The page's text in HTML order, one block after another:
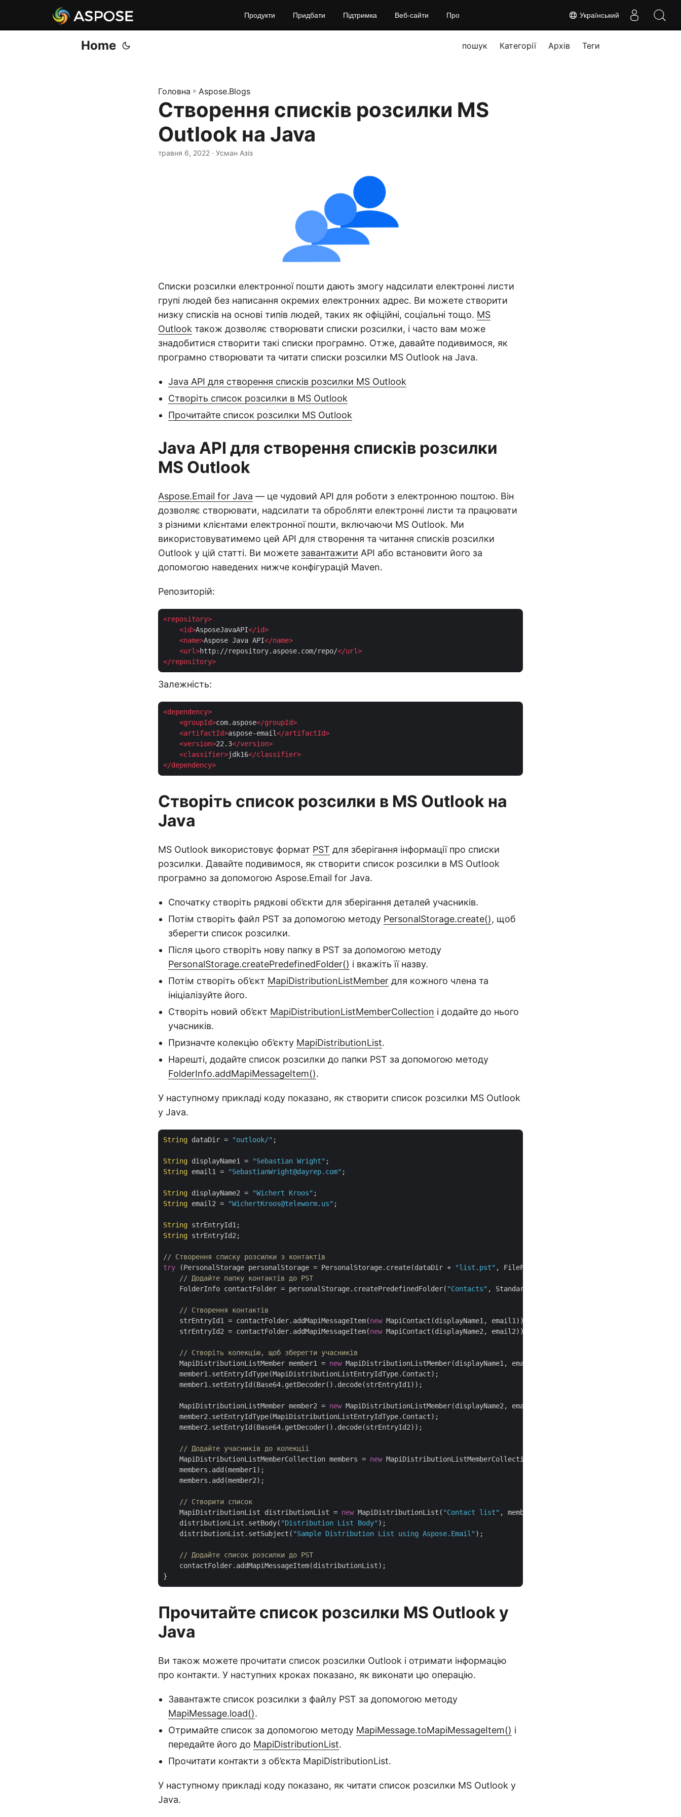
Український
Продукти Придбати Підтримка Веб‑сайти Про
Home пошук Категорії Архів Теги
Головна » Aspose.Blogs
Створення списків розсилки MS
Outlook на Java
травня 6, 2022 · Усман Азіз
Списки розсилки електронної пошти дають змогу надсилати електронні листи
групі людей без написання окремих електронних адрес. Ви можете створити
низку списків на основі типів людей, таких як офіційні, соціальні тощо. MS
Outlook також дозволяє створювати списки розсилки, і часто вам може
знадобитися створити такі списки програмно. Отже, давайте подивимося, як
програмно створювати та читати списки розсилки MS Outlook на Java.
Java API для створення списків розсилки MS Outlook
Створіть список розсилки в MS Outlook
Прочитайте список розсилки MS Outlook
Java API для створення списків розсилки
MS Outlook
Aspose.Email for Java — це чудовий API для роботи з електронною поштою. Він
дозволяє створювати, надсилати та обробляти електронні листи та працювати
з різними клієнтами електронної пошти, включаючи MS Outlook. Ми
використовуватимемо цей API для створення та читання списків розсилки
Outlook у цій статті. Ви можете завантажити API або встановити його за
допомогою наведених нижче конфігурацій Maven.
Репозиторій:
<repository>
<id>AsposeJavaAPI</id>
<name>Aspose Java API</name>
<url>http://repository.aspose.com/repo/</url>
</repository>
Залежність:
<dependency>
<groupId>com.aspose</groupId>
<artifactId>aspose-email</artifactId>
<version>22.3</version>
<classifier>jdk16</classifier>
</dependency>
Створіть список розсилки в MS Outlook на
Java
MS Outlook використовує формат PST для зберігання інформації про списки
розсилки. Давайте подивимося, як створити список розсилки в MS Outlook
програмно за допомогою Aspose.Email for Java.
Спочатку створіть рядкові об’єкти для зберігання деталей учасників.
Потім створіть файл PST за допомогою методу PersonalStorage.create(), щоб
зберегти список розсилки.
Після цього створіть нову папку в PST за допомогою методу
PersonalStorage.createPredefinedFolder() і вкажіть її назву.
Потім створіть об’єкт MapiDistributionListMember для кожного члена та
ініціалізуйте його.
Створіть новий об’єкт MapiDistributionListMemberCollection і додайте до нього
учасників.
Призначте колекцію об’єкту MapiDistributionList.
Нарешті, додайте список розсилки до папки PST за допомогою методу
FolderInfo.addMapiMessageItem().
У наступному прикладі коду показано, як створити список розсилки MS Outlook
у Java.
String dataDir = "outlook/" ;
String displayName1 = "Sebastian Wright"
String email1 = "SebastianWright@dayrep.com" ;
String displayName2 = "Wichert Kroos"
String email2 = "WichertKroos@teleworm.us" ;
String
String strEntryId2;
// Створення списку розсилки з контактів
try (PersonalStorage personalStorage = PersonalStorage.create(dataDir + "list.pst" , FileFormatVersion.Unicode)) {
// Додайте папку контактів до PST
    FolderInfo contactFolder = personalStorage.createPredefinedFolder(
"Contacts" , StandardIpmFolder.Contacts);
// Створення контактів
    strEntryId1 = contactFolder.addMapiMessageItem(
new MapiContact(displayName1, email1));
    strEntryId2 = contactFolder.addMapiMessageItem(
new MapiContact(displayName2, email2));
// Створіть колекцію, щоб зберегти учасників
    MapiDistributionListMember member1 =
new MapiDistributionListMember(displayName1, email1);
    member1.setEntryIdType(MapiDistributionListEntryIdType.Contact);
    member1.setEntryId(Base64.getDecoder().decode(strEntryId1));
    MapiDistributionListMember member2 =
new MapiDistributionListMember(displayName2, email2);
    member2.setEntryIdType(MapiDistributionListEntryIdType.Contact);
    member2.setEntryId(Base64.getDecoder().decode(strEntryId2));
// Додайте учасників до колекції
    MapiDistributionListMemberCollection members =
new MapiDistributionListMemberCollection();
    members.add(member1);
    members.add(member2);
// Створити список
    MapiDistributionList distributionList =
new MapiDistributionList( "Contact list" , members);
    distributionList.setBody(
"Distribution List Body" );
    distributionList.setSubject(
"Sample Distribution List using Aspose.Email" );
// Додайте список розсилки до PST
    contactFolder.addMapiMessageItem(distributionList);
Прочитайте список розсилки MS Outlook у
Java
Ви також можете прочитати список розсилки Outlook і отримати інформацію
про контакти. У наступних кроках показано, як виконати цю операцію.
Завантажте список розсилки з файлу PST за допомогою методу
MapiMessage.load().
Отримайте список за допомогою методу MapiMessage.toMapiMessageItem() і
передайте його до MapiDistributionList.
Прочитати контакти з об’єкта MapiDistributionList.
У наступному прикладі коду показано, як читати список розсилки MS Outlook у
Java.